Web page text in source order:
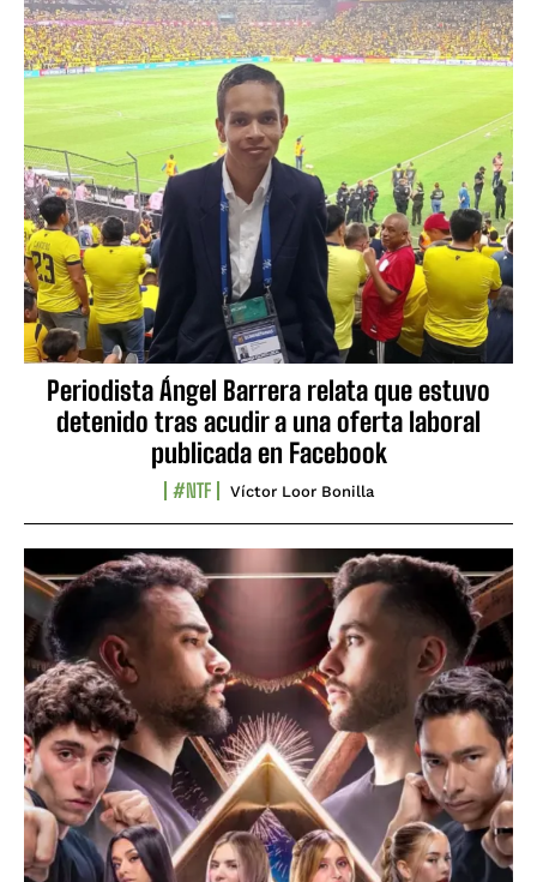
Periodista Ángel Barrera relata que estuvo
detenido tras acudir a una oferta laboral
publicada en Facebook
#NTF Víctor Loor Bonilla